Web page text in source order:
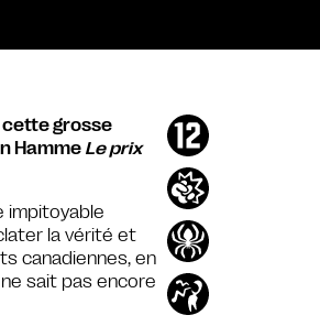
grosse
Hamme Le prix
impitoyable
la vérité et
canadiennes, en
sait pas encore